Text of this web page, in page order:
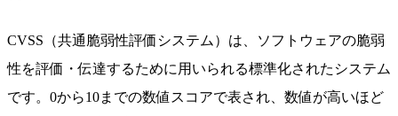
CVSS（共通脆弱性評価システム）は、ソフトウェアの脆弱
性を評価・伝達するために用いられる標準化されたシステム
です。0から10までの数値スコアで表され、数値が高いほど